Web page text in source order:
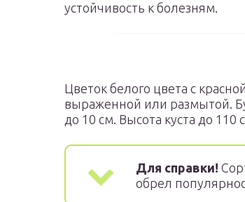
устойчивость к болезням.
Цветок белого цвета с
выраженной или размытой.
до 10 см. Высота куста до
Для справки!
обрел